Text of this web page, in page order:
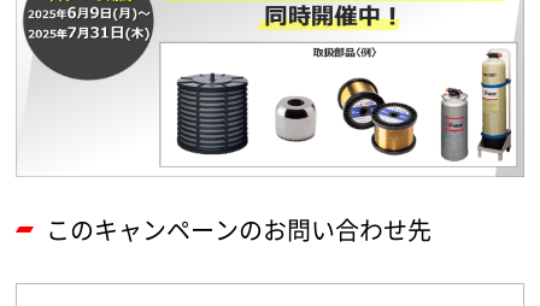
このキャンペーンのお問い合わせ先